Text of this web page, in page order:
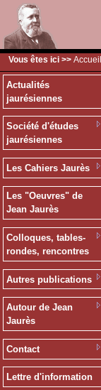
Vous êtes ici >> Accueil
Actualités
jaurésiennes
Société d'études
jaurésiennes
Les Cahiers Jaurès
Les "Oeuvres" de
Jean Jaurès
Colloques, tables-
rondes, rencontres
Autres publications
Autour de Jean
Jaurès
Contact
Lettre d'information